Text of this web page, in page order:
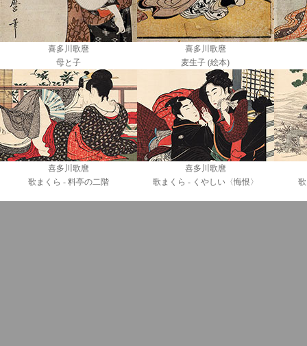
喜多川歌麿
母と子
喜多川歌麿
麦生子 (絵本)
喜多川歌麿
歌まくら - 料亭の二階
喜多川歌麿
歌まくら - くやしい 〈悔恨〉